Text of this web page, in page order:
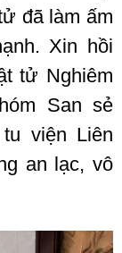
đã làm ấm
Xin hồi
tử Nghiêm
San sẻ
viện Liên
an lạc, vô